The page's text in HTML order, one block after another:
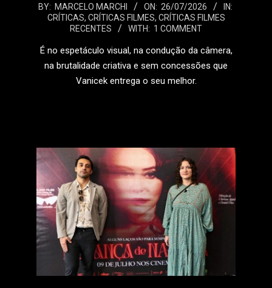
2026-
07-
BY: MARCELO MARCHI ON: 26/07/2026
IN:
CRÍTICAS, CRÍTICAS FILMES, CRÍTICAS FILMES
RECENTES
WITH: 1 COMMENT
É no espetáculo visual, na condução da câmera,
na brutalidade criativa e sem concessões que
Vanicek entrega o seu melhor.